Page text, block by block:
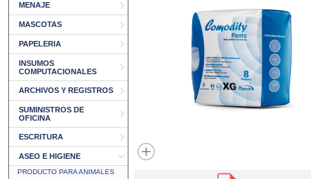
MENAJE
MASCOTAS
PAPELERIA
INSUMOS
COMPUTACIONALES
ARCHIVOS Y REGISTROS
SUMINISTROS DE
OFICINA
ESCRITURA
ASEO E HIGIENE
PRODUCTO PARA ANIMALES